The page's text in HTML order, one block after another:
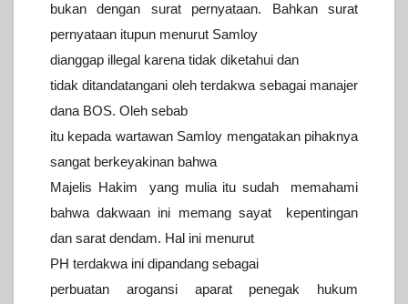
bukan dengan surat pernyataan. Bahkan surat
pernyataan itupun menurut Samloy
dianggap illegal karena tidak diketahui dan
tidak ditandatangani oleh terdakwa sebagai manajer
dana BOS. Oleh sebab
itu kepada wartawan Samloy mengatakan pihaknya
sangat berkeyakinan bahwa
Majelis Hakim yang mulia itu sudah memahami
bahwa dakwaan ini memang sayat kepentingan
dan sarat dendam. Hal ini menurut
PH terdakwa ini dipandang sebagai
perbuatan arogansi aparat penegak hukum